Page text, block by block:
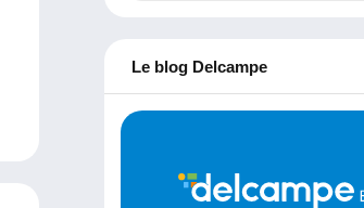
Le blog Delcampe